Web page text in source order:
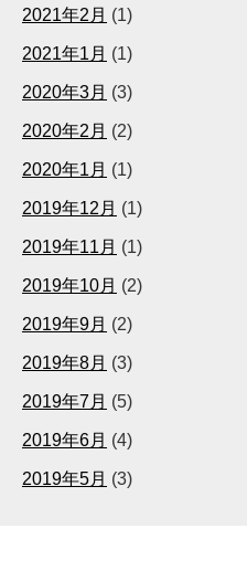
2021年2月 (1)
2021年1月 (1)
2020年3月 (3)
2020年2月 (2)
2020年1月 (1)
2019年12月 (1)
2019年11月 (1)
2019年10月 (2)
2019年9月 (2)
2019年8月 (3)
2019年7月 (5)
2019年6月 (4)
2019年5月 (3)